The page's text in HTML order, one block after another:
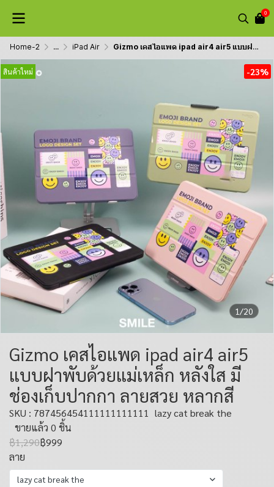
0
Home-2 ... iPad Air Gizmo เคสไอแพด ipad air4 air5 แบบฝาพับด้วยแม่เหล็ก หลังใส มีช่องเก็บปากกา ลายสวย หลากสี
1/20
สินค้าใหม่ -23%
Gizmo เคสไอแพด ipad air4 air5
แบบฝาพับด้วยแม่เหล็ก หลังใส มี
ช่องเก็บปากกา ลายสวย หลากสี
SKU : 787456454111111111111
lazy cat break the
ขายแล้ว 0 ชิ้น
฿1,290฿999
ลาย
lazy cat break the